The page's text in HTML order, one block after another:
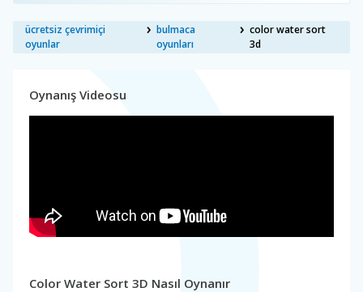
ücretsiz çevrimiçi
oyunlar
bulmaca
oyunları
color water sort
3d
Oynanış Videosu
Color Water Sort 3D Nasıl Oynanır